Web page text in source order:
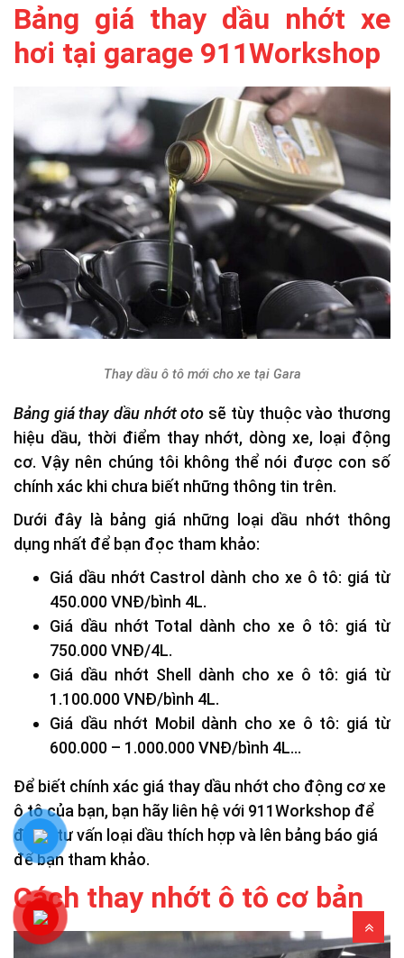
Bảng giá thay dầu nhớt xe
hơi tại garage 911Workshop
Thay dầu ô tô mới cho xe tại Gara
Bảng giá thay dầu nhớt oto sẽ tùy thuộc vào thương
hiệu dầu, thời điểm thay nhớt, dòng xe, loại động
cơ. Vậy nên chúng tôi không thể nói được con số
chính xác khi chưa biết những thông tin trên.
Dưới đây là bảng giá những loại dầu nhớt thông
dụng nhất để bạn đọc tham khảo:
Giá dầu nhớt Castrol dành cho xe ô tô: giá từ
450.000 VNĐ/bình 4L.
Giá dầu nhớt Total dành cho xe ô tô: giá từ
750.000 VNĐ/4L.
Giá dầu nhớt Shell dành cho xe ô tô: giá từ
1.100.000 VNĐ/bình 4L.
Giá dầu nhớt Mobil dành cho xe ô tô: giá từ
600.000 – 1.000.000 VNĐ/bình 4L…
Để biết chính xác giá thay dầu nhớt cho động cơ xe
ô tô của bạn, bạn hãy liên hệ với 911Workshop để
được tư vấn loại dầu thích hợp và lên bảng báo giá
để bạn tham khảo.
Cách thay nhớt ô tô cơ bản